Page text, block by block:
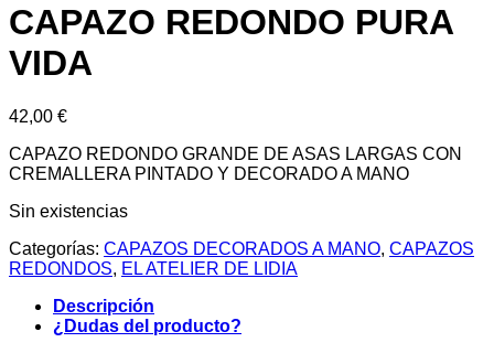
CAPAZO REDONDO PURA
VIDA
42,00 €
CAPAZO REDONDO GRANDE DE ASAS LARGAS CON
CREMALLERA PINTADO Y DECORADO A MANO
Sin existencias
Categorías: CAPAZOS DECORADOS A MANO, CAPAZOS
REDONDOS, EL ATELIER DE LIDIA
Descripción
¿Dudas del producto?